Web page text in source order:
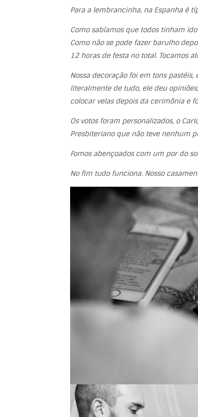
Para a lembrancinha, na Espanha é
Como sabíamos que todos tinham
Como não se pode fazer barulho
12 horas de festa no total. Tocamos
Nossa decoração foi em tons
literalmente de tudo, ele deu
colocar velas depois da cerimônia e
Os votos foram personalizados, o
Presbiteriano que não teve nenhum
Fomos abençoados com um por do
No fim tudo funciona. Nosso